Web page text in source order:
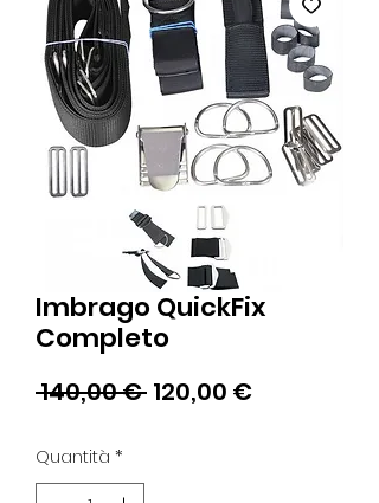
Imbrago QuickFix
Completo
140,00 € Prezzo
120,00 €Prezzo
Quantità *